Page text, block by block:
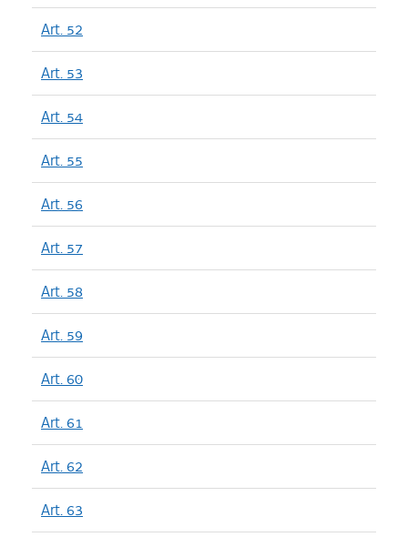
Art. 52
Art. 53
Art. 54
Art. 55
Art. 56
Art. 57
Art. 58
Art. 59
Art. 60
Art. 61
Art. 62
Art. 63